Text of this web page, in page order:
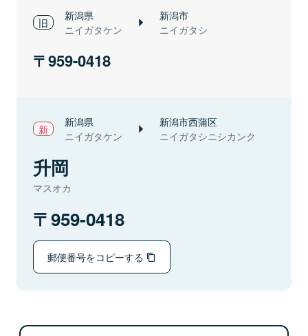
新潟県
ニイガタケン
新潟市
ニイガタシ
959-0418
新潟県
ニイガタケン
新潟市西蒲区
ニイガタシニシカンク
升岡
マスオカ
959-0418
郵便番号をコピーする